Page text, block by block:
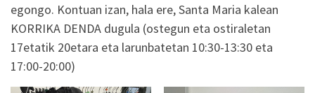
egongo. Kontuan izan, hala ere, Santa Maria kalean
KORRIKA DENDA dugula (ostegun eta ostiraletan
17etatik 20etara eta larunbatetan 10:30-13:30 eta
17:00-20:00)